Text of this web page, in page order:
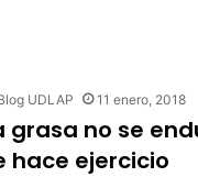
UDLAP 11 enero, 2018
grasa no se
hace ejercicio